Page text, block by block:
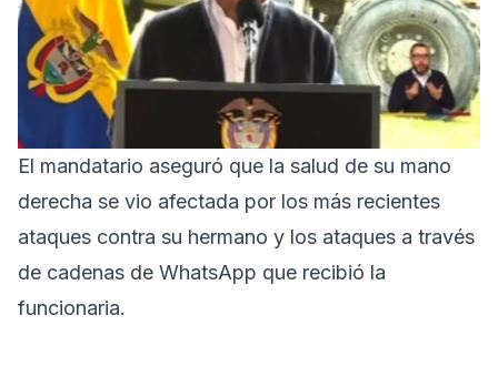
El mandatario aseguró que la salud de su mano
derecha se vio afectada por los más recientes
ataques contra su hermano y los ataques a través
de cadenas de WhatsApp que recibió la
funcionaria.